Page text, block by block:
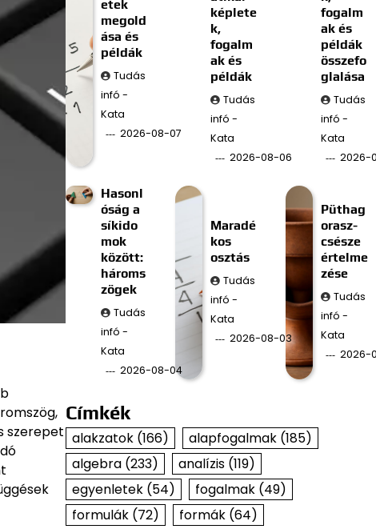
szerepet
etek
megold
ása és
példák
Tudás
infó -
Kata
2026-08-07
képlete
k,
fogalm
ak és
példák
Tudás
infó -
Kata
2026-08-06
fogalm
ak és
példák
összefo
glalása
Tudás
infó -
Kata
2026-
Hasonl
óság a
síkido
mok
között:
hároms
zögek
Tudás
infó -
Kata
2026-08-04
Maradé
kos
osztás
Tudás
infó -
Kata
2026-08-03
Püthag
orasz-
csésze
értelme
zése
Tudás
infó -
Kata
2026-
Címkék
alakzatok(166) alapfogalmak(185)
algebra(233) analízis(119)
egyenletek(54) fogalmak(49)
formulák(72) formák(64)